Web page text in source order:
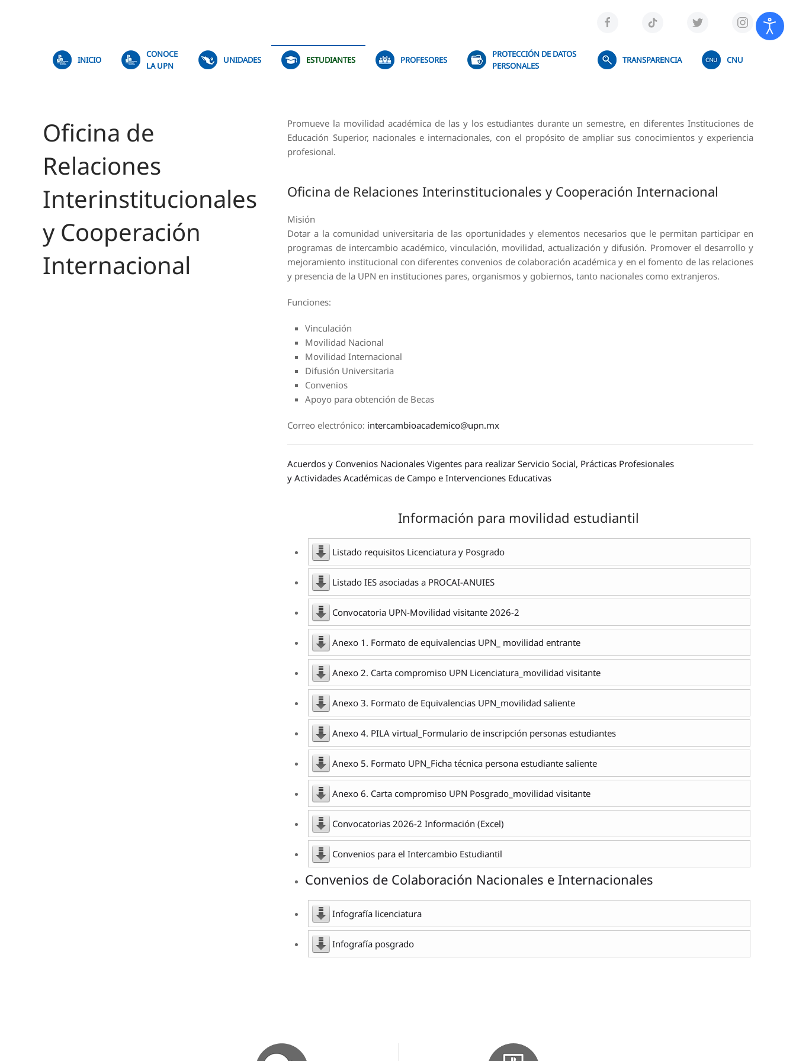
INICIO
CONOCE
LA UPN
UNIDADES ESTUDIANTES PROFESORES
PROTECCIÓN DE DATOS
PERSONALES
TRANSPARENCIA CNU
Oficina de
Relaciones
Interinstitucionales
y Cooperación
Internacional
Promueve la movilidad académica de las y los estudiantes durante un semestre, en diferentes Instituciones de
Educación Superior, nacionales e internacionales, con el propósito de ampliar sus conocimientos y experiencia
profesional.
Oficina de Relaciones Interinstitucionales y Cooperación Internacional
Misión
Dotar a la comunidad universitaria de las oportunidades y elementos necesarios que le permitan participar en
programas de intercambio académico, vinculación, movilidad, actualización y difusión. Promover el desarrollo y
mejoramiento institucional con diferentes convenios de colaboración académica y en el fomento de las relaciones
y presencia de la UPN en instituciones pares, organismos y gobiernos, tanto nacionales como extranjeros.
Funciones:
Vinculación
Movilidad Nacional
Movilidad Internacional
Difusión Universitaria
Convenios
Apoyo para obtención de Becas
Correo electrónico: intercambioacademico@upn.mx
Acuerdos y Convenios Nacionales Vigentes para realizar Servicio Social, Prácticas Profesionales
y Actividades Académicas de Campo e Intervenciones Educativas
Información para movilidad estudiantil
Listado requisitos Licenciatura y Posgrado
Listado IES asociadas a PROCAI-ANUIES
Convocatoria UPN-Movilidad visitante 2026-2
Anexo 1. Formato de equivalencias UPN_ movilidad entrante
Anexo 2. Carta compromiso UPN Licenciatura_movilidad visitante
Anexo 3. Formato de Equivalencias UPN_movilidad saliente
Anexo 4. PILA virtual_Formulario de inscripción personas estudiantes
Anexo 5. Formato UPN_Ficha técnica persona estudiante saliente
Anexo 6. Carta compromiso UPN Posgrado_movilidad visitante
Convocatorias 2026-2 Información (Excel)
Convenios para el Intercambio Estudiantil
Convenios de Colaboración Nacionales e Internacionales
Infografía licenciatura
Infografía posgrado